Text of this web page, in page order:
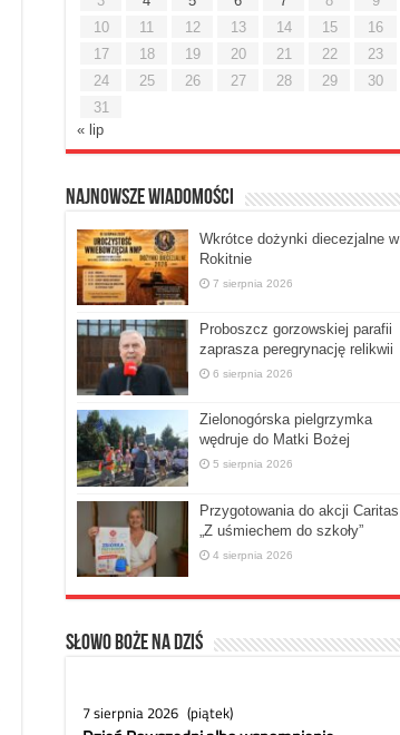
10
11 12 13 14 15
16
17
18 19 20 21 22
23
24
25 26 27 28 29
30
31
« lip
Najnowsze Wiadomości
Wkrótce dożynki diecezjalne w
Rokitnie
7 sierpnia 2026
Proboszcz gorzowskiej parafii
zaprasza peregrynację relikwii
6 sierpnia 2026
Zielonogórska pielgrzymka
wędruje do Matki Bożej
5 sierpnia 2026
Przygotowania do akcji Caritas
„Z uśmiechem do szkoły”
4 sierpnia 2026
Słowo Boże na dziś